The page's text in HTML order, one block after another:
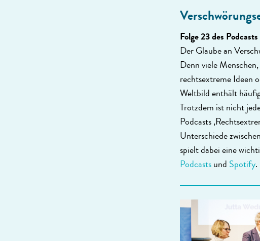
Folge 23 des
Der Glaube an
Denn viele
rechts­extreme Ideen
Weltbild enthält
Trotzdem ist nicht
Podcasts
Unterschiede
spielt dabei eine
Podcastsund Spotify.